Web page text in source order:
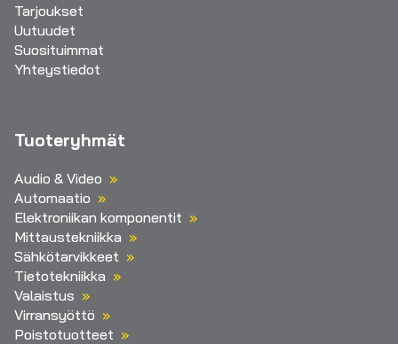
Tarjoukset
Uutuudet
Suosituimmat
Yhteystiedot
Tuoteryhmät
Audio & Video
Automaatio
Elektroniikan komponentit
Mittaustekniikka
Sähkötarvikkeet
Tietotekniikka
Valaistus
Virransyöttö
Poistotuotteet